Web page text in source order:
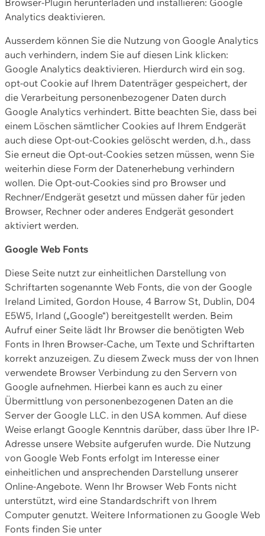
Browser-Plugin herunterladen und installieren: Google
Analytics deaktivieren.
Ausserdem können Sie die Nutzung von Google Analytics
auch verhindern, indem Sie auf diesen Link klicken:
Google Analytics deaktivieren. Hierdurch wird ein sog.
opt-out Cookie auf Ihrem Datenträger gespeichert, der
die Verarbeitung personenbezogener Daten durch
Google Analytics verhindert. Bitte beachten Sie, dass bei
einem Löschen sämtlicher Cookies auf Ihrem Endgerät
auch diese Opt-out-Cookies gelöscht werden, d.h., dass
Sie erneut die Opt-out-Cookies setzen müssen, wenn Sie
weiterhin diese Form der Datenerhebung verhindern
wollen. Die Opt-out-Cookies sind pro Browser und
Rechner/Endgerät gesetzt und müssen daher für jeden
Browser, Rechner oder anderes Endgerät gesondert
aktiviert werden.
Google Web Fonts
Diese Seite nutzt zur einheitlichen Darstellung von
Schriftarten sogenannte Web Fonts, die von der Google
Ireland Limited, Gordon House, 4 Barrow St, Dublin, D04
E5W5, Irland („Google“) bereitgestellt werden. Beim
Aufruf einer Seite lädt Ihr Browser die benötigten Web
Fonts in Ihren Browser-Cache, um Texte und Schriftarten
korrekt anzuzeigen. Zu diesem Zweck muss der von Ihnen
verwendete Browser Verbindung zu den Servern von
Google aufnehmen. Hierbei kann es auch zu einer
Übermittlung von personenbezogenen Daten an die
Server der Google LLC. in den USA kommen. Auf diese
Weise erlangt Google Kenntnis darüber, dass über Ihre IP-
Adresse unsere Website aufgerufen wurde. Die Nutzung
von Google Web Fonts erfolgt im Interesse einer
einheitlichen und ansprechenden Darstellung unserer
Online-Angebote. Wenn Ihr Browser Web Fonts nicht
unterstützt, wird eine Standardschrift von Ihrem
Computer genutzt. Weitere Informationen zu Google Web
Fonts finden Sie unter